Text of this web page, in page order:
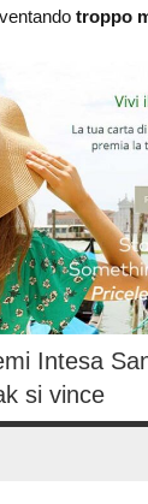
troppo
Intesa
si vince